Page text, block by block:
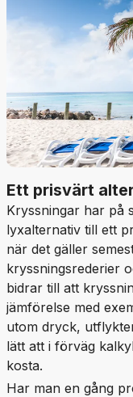
Ett prisvärt
Kryssningar har på
lyxalternativ till ett
när det gäller
kryssningsrederier
bidrar till att
jämförelse med
utom dryck,
lätt att i förväg
kosta.
Har man en gång